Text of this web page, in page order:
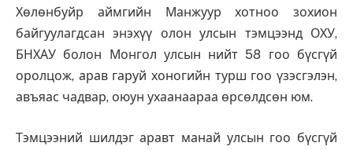
Хөлөнбуйр аймгийн Манжуур хотноо зохион
байгуулагдсан энэхүү олон улсын тэмцээнд ОХУ,
БНХАУ болон Монгол улсын нийт 58 гоо бүсгүй
оролцож, арав гаруй хоногийн турш гоо үзэсгэлэн,
авъяас чадвар, оюун ухаанаараа өрсөлдсөн юм.
Тэмцээний шилдэг аравт манай улсын гоо бүсгүй